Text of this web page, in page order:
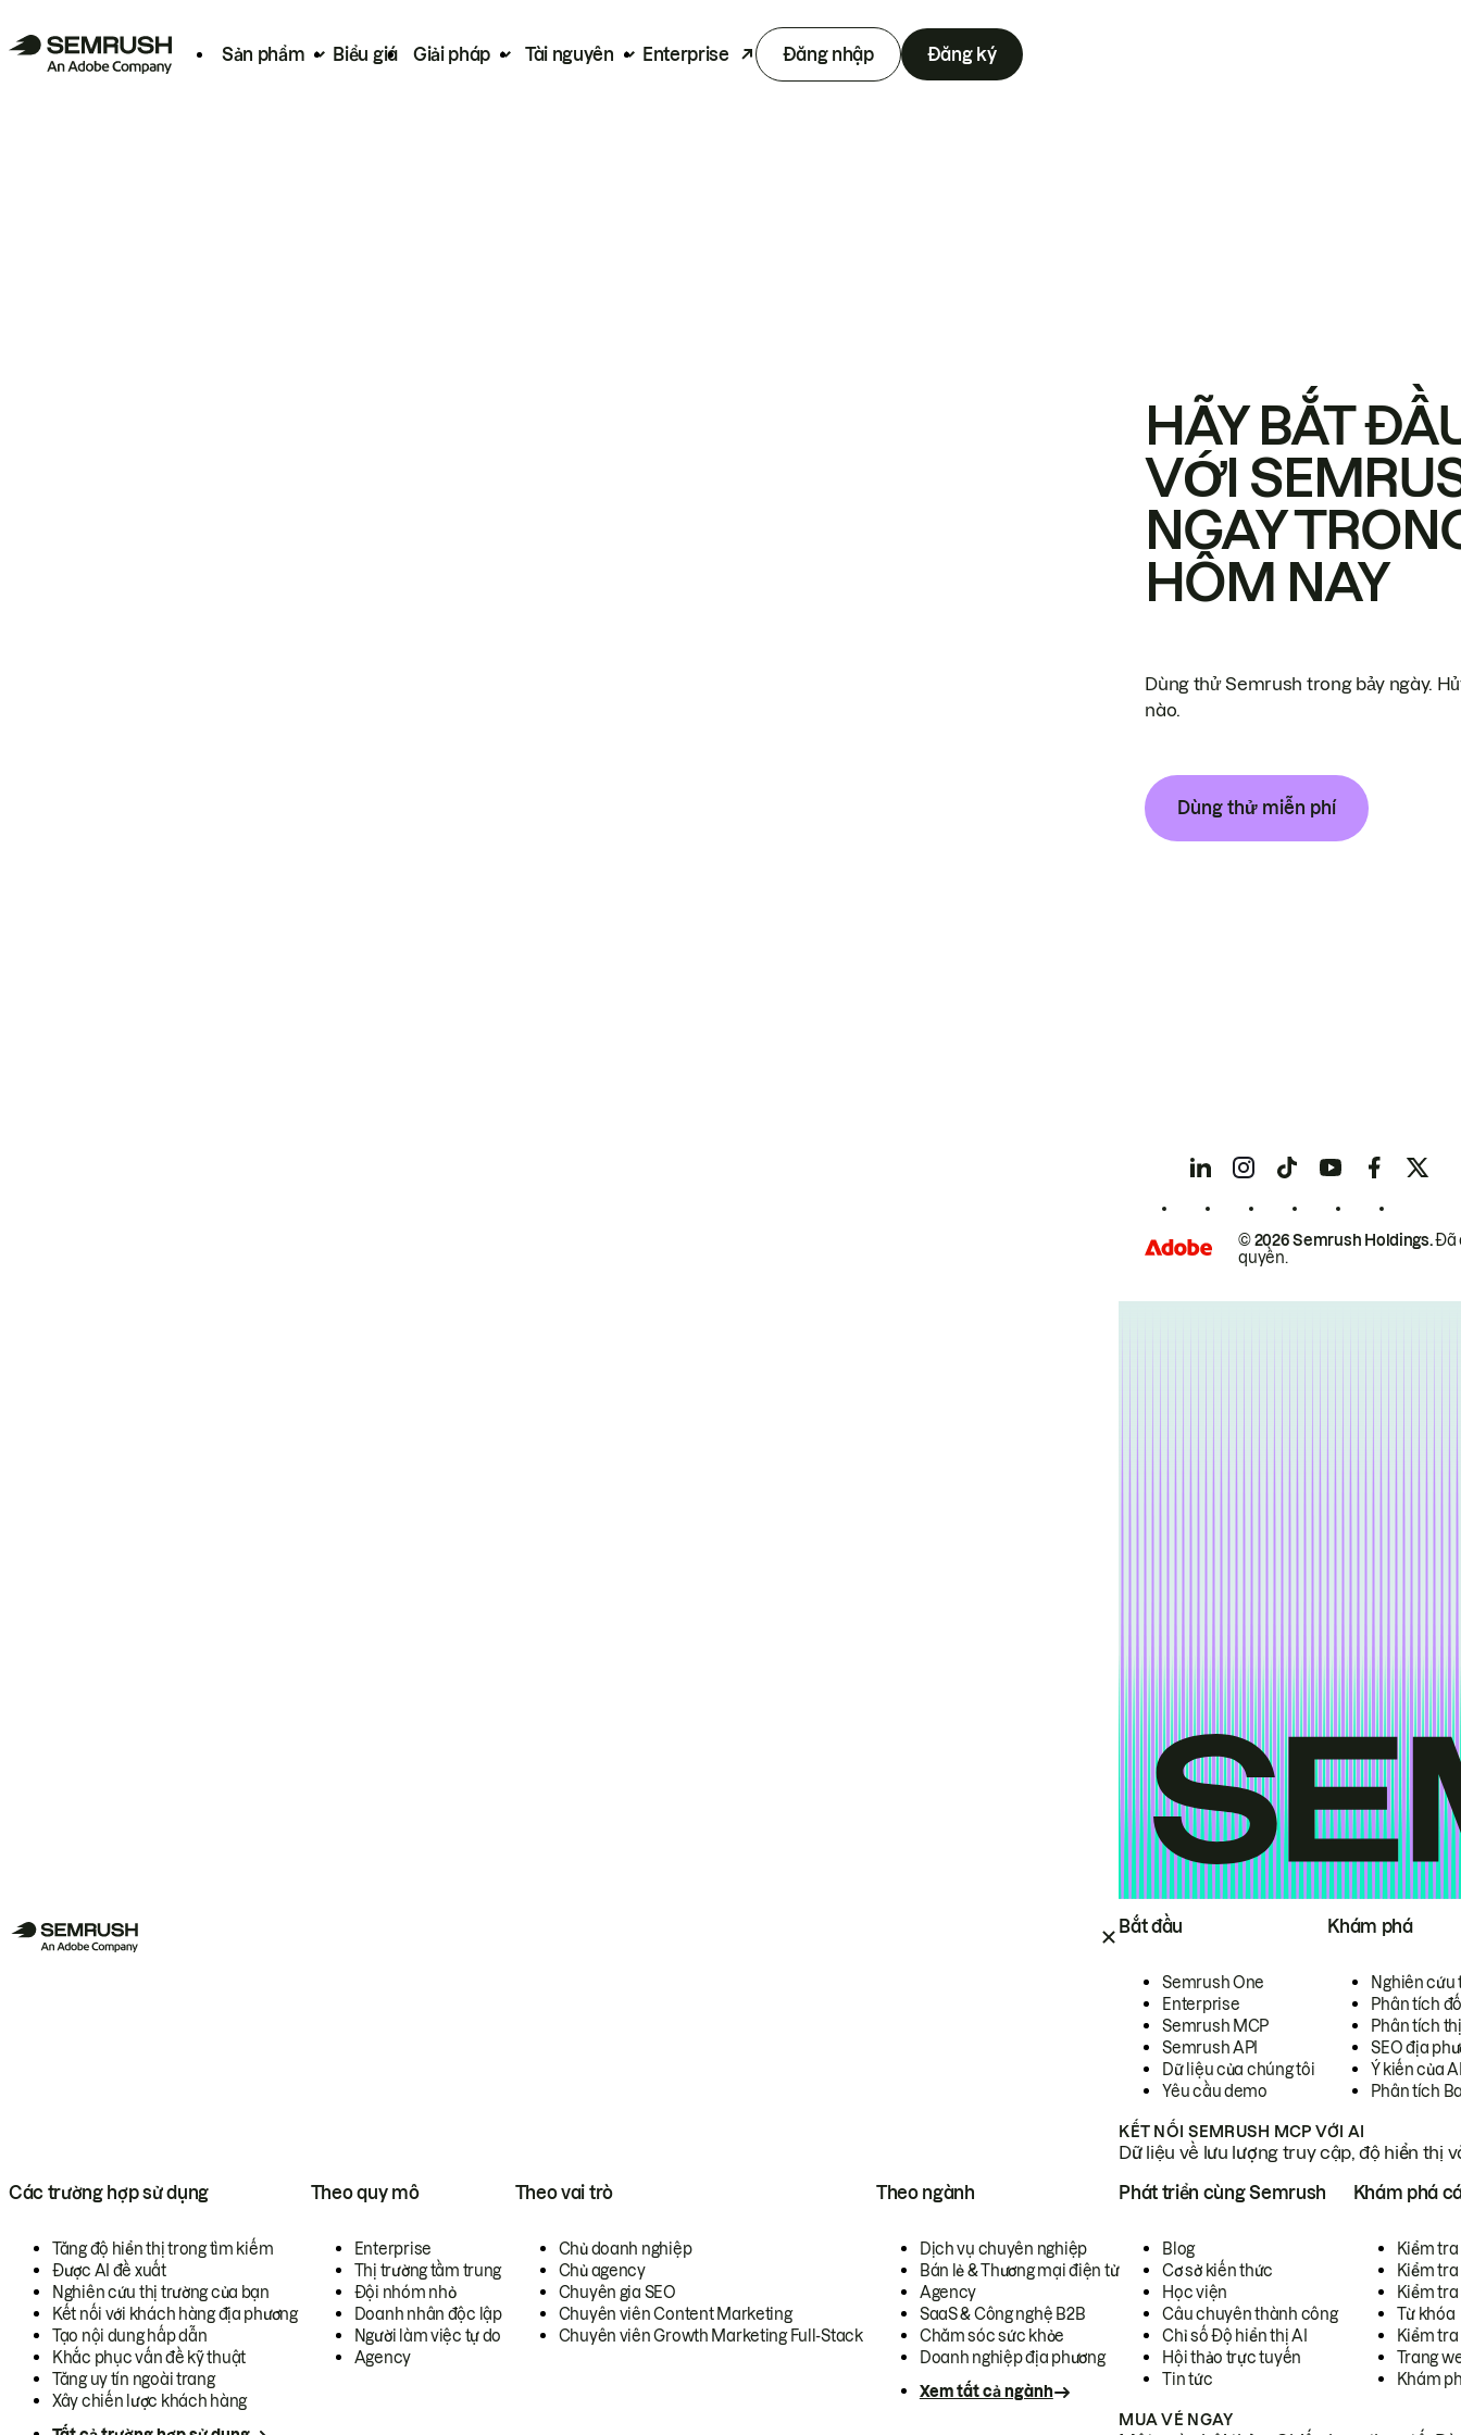
Sản phẩm Biểu giá Giải pháp Tài nguyên Enterprise Đăng nhập Đăng ký
Bắt đầu
Semrush One
Enterprise
Semrush MCP
Semrush API
Dữ liệu của chúng tôi
Yêu cầu demo
Khám phá
Nghiên cứu
Phân tích
Phân tích
SEO địa
Ý kiến của
Phân tích
KẾT NỐI SEMRUSH MCP VỚI AI
Dữ liệu về lưu lượng truy cập, độ hiển thị
Các trường hợp sử dụng
Tăng độ hiển thị trong tìm kiếm
Được AI đề xuất
Nghiên cứu thị trường của bạn
Kết nối với khách hàng địa phương
Tạo nội dung hấp dẫn
Khắc phục vấn đề kỹ thuật
Tăng uy tín ngoài trang
Xây chiến lược khách hàng
Theo quy mô
Enterprise
Thị trường tầm trung
Đội nhóm nhỏ
Doanh nhân độc lập
Người làm việc tự do
Agency
Theo vai trò
Chủ doanh nghiệp
Chủ agency
Chuyên gia SEO
Chuyên viên Content Marketing
Chuyên viên Growth Marketing Full-Stack
Theo ngành
Dịch vụ chuyên nghiệp
Bán lẻ & Thương mại điện tử
Agency
SaaS & Công nghệ B2B
Chăm sóc sức khỏe
Doanh nghiệp địa phương
Xem tất cả ngành
Phát triển cùng Semrush
Blog
Cơ sở kiến thức
Học viện
Câu chuyên thành công
Chỉ số Độ hiển thị AI
Hội thảo trực tuyến
Tin tức
Khám phá
Kiểm
Kiểm tra
Kiểm
Từ khóa
Kiểm
Trang
Khám
MUA VÉ NGAY
HÃY BẮT
VỚI
NGAY
HÔM NAY
Dùng thử Semrush trong bảy ngày.
nào.
Dùng thử miễn phí
© 2026 Semrush Holdings.Đã
quyền.